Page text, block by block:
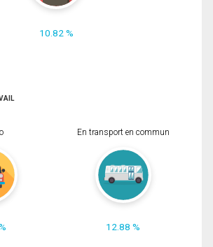
10.82 %
En transport en commun
12.88 %